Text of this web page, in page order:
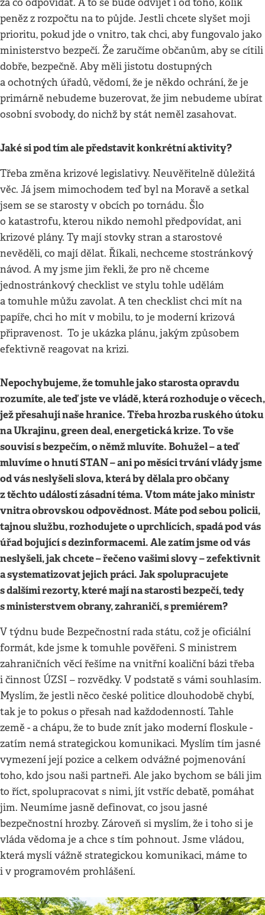
za co odpovídat. A to se bude odvíjet i od toho, kolik
peněz z rozpočtu na to půjde. Jestli chcete slyšet moji
prioritu, pokud jde o vnitro, tak chci, aby fungovalo jako
ministerstvo bezpečí. Že zaručíme občanům, aby se cítili
dobře, bezpečně. Aby měli jistotu dostupných
a ochotných úřadů, vědomí, že je někdo ochrání, že je
primárně nebudeme buzerovat, že jim nebudeme ubírat
osobní svobody, do nichž by stát neměl zasahovat.
Jaké si pod tím ale představit konkrétní aktivity?
Třeba změna krizové legislativy. Neuvěřitelně důležitá
věc. Já jsem mimochodem teď byl na Moravě a setkal
jsem se se starosty v obcích po tornádu. Šlo
o katastrofu, kterou nikdo nemohl předpovídat, ani
krizové plány. Ty mají stovky stran a starostové
nevěděli, co mají dělat. Říkali, nechceme stostránkový
návod. A my jsme jim řekli, že pro ně chceme
jednostránkový checklist ve stylu tohle udělám
a tomuhle můžu zavolat. A ten checklist chci mít na
papíře, chci ho mít v mobilu, to je moderní krizová
připravenost. To je ukázka plánu, jakým způsobem
efektivně reagovat na krizi.
Nepochybujeme, že tomuhle jako starosta opravdu
rozumíte, ale teď jste ve vládě, která rozhoduje o věcech,
jež přesahují naše hranice. Třeba hrozba ruského útoku
na Ukrajinu, green deal, energetická krize. To vše
souvisí s bezpečím, o němž mluvíte. Bohužel – a teď
mluvíme o hnutí STAN – ani po měsíci trvání vlády jsme
od vás neslyšeli slova, která by dělala pro občany
z těchto událostí zásadní téma. Vtom máte jako ministr
vnitra obrovskou odpovědnost. Máte pod sebou policii,
tajnou službu, rozhodujete o uprchlících, spadá pod vás
úřad bojující s dezinformacemi. Ale zatím jsme od vás
neslyšeli, jak chcete – řečeno vašimi slovy – zefektivnit
a systematizovat jejich práci. Jak spolupracujete
s dalšími rezorty, které mají na starosti bezpečí, tedy
s ministerstvem obrany, zahraničí, s premiérem?
V týdnu bude Bezpečnostní rada státu, což je oficiální
formát, kde jsme k tomuhle pověřeni. S ministrem
zahraničních věcí řešíme na vnitřní koaliční bázi třeba
i činnost ÚZSI – rozvědky. V podstatě s vámi souhlasím.
Myslím, že jestli něco české politice dlouhodobě chybí,
tak je to pokus o přesah nad každodenností. Tahle
země - a chápu, že to bude znít jako moderní floskule -
zatím nemá strategickou komunikaci. Myslím tím jasné
vymezení její pozice a celkem odvážné pojmenování
toho, kdo jsou naši partneři. Ale jako bychom se báli jim
to říct, spolupracovat s nimi, jít vstříc debatě, pomáhat
jim. Neumíme jasně definovat, co jsou jasné
bezpečnostní hrozby. Zároveň si myslím, že i toho si je
vláda vědoma je a chce s tím pohnout. Jsme vládou,
která myslí vážně strategickou komunikaci, máme to
i v programovém prohlášení.